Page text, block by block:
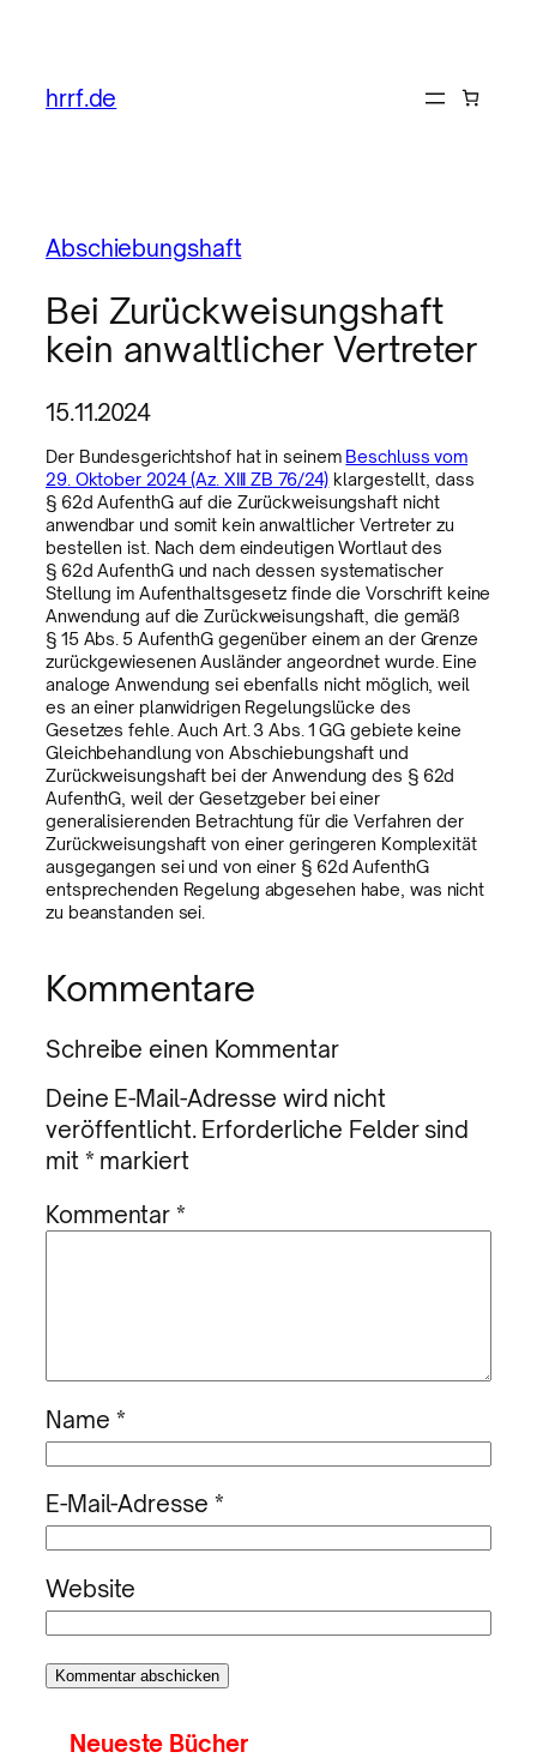
hrrf.de
Abschiebungshaft
Bei Zurückweisungshaft
kein anwaltlicher Vertreter
15.11.2024
Der Bundesgerichtshof hat in seinem Beschluss vom
29. Oktober 2024 (Az. XIII ZB 76/24) klargestellt, dass
§ 62d AufenthG auf die Zurückweisungshaft nicht
anwendbar und somit kein anwaltlicher Vertreter zu
bestellen ist. Nach dem eindeutigen Wortlaut des
§ 62d AufenthG und nach dessen systematischer
Stellung im Aufenthaltsgesetz finde die Vorschrift keine
Anwendung auf die Zurückweisungshaft, die gemäß
§ 15 Abs. 5 AufenthG gegenüber einem an der Grenze
zurückgewiesenen Ausländer angeordnet wurde. Eine
analoge Anwendung sei ebenfalls nicht möglich, weil
es an einer planwidrigen Regelungslücke des
Gesetzes fehle. Auch Art. 3 Abs. 1 GG gebiete keine
Gleichbehandlung von Abschiebungshaft und
Zurückweisungshaft bei der Anwendung des § 62d
AufenthG, weil der Gesetzgeber bei einer
generalisierenden Betrachtung für die Verfahren der
Zurückweisungshaft von einer geringeren Komplexität
ausgegangen sei und von einer § 62d AufenthG
entsprechenden Regelung abgesehen habe, was nicht
zu beanstanden sei.
Kommentare
Schreibe einen Kommentar
Deine E-Mail-Adresse wird nicht
veröffentlicht. Erforderliche Felder sind
mit * markiert
Kommentar*
Name *
E-Mail-Adresse *
Website
Neueste Bücher